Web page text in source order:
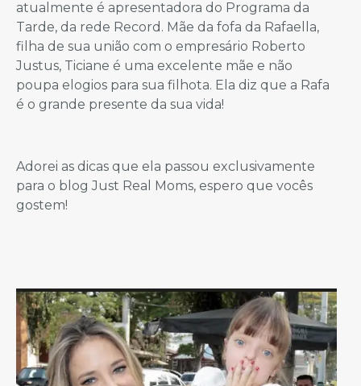
atualmente é apresentadora do Programa da
Tarde, da rede Record. Mãe da fofa da Rafaella,
filha de sua união com o empresário Roberto
Justus, Ticiane é uma excelente mãe e não
poupa elogios para sua filhota. Ela diz que a Rafa
é o grande presente da sua vida!
Adorei as dicas que ela passou exclusivamente
para o blog Just Real Moms, espero que vocês
gostem!